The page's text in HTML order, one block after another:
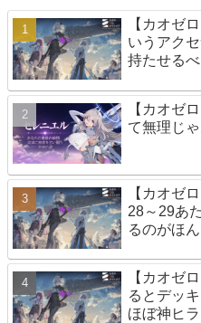
【カオゼ
いうアク
持たせる
【カオゼ
て無理じ
【カオゼ
28～29あ
るのがほ
【カオゼ
るとデッ
ほぼ神ヒ